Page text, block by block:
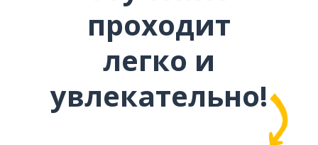
проходит
легко и
увлекательно!